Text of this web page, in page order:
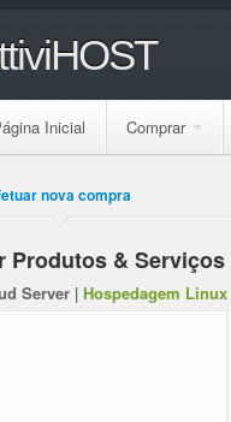
Inicial Comprar
nova compra
Produtos & Serviços
Server | Hospedagem Linux